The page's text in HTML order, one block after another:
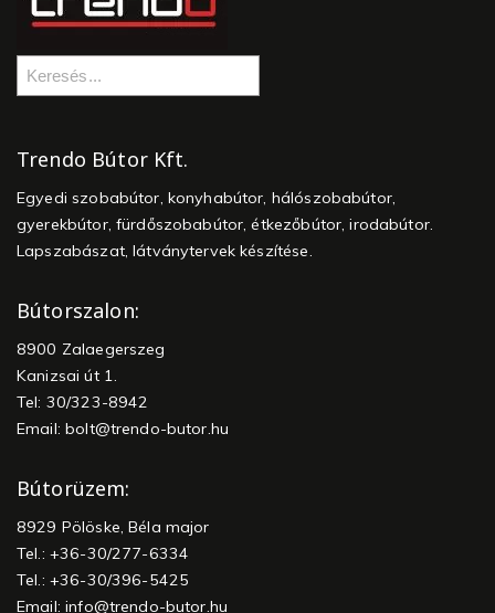
Trendo Bútor Kft.
Egyedi szobabútor, konyhabútor, hálószobabútor,
gyerekbútor, fürdőszobabútor, étkezőbútor, irodabútor.
Lapszabászat, látványtervek készítése.
Bútorszalon:
8900 Zalaegerszeg
Kanizsai út 1.
Tel: 30/323-8942
Email:bolt@trendo-butor.hu
Bútorüzem:
8929 Pölöske, Béla major
Tel.: +36-30/277-6334
Tel.: +36-30/396-5425
Email:info@trendo-butor.hu